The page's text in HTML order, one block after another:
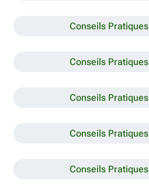
Conseils
Conseils
Conseils
Conseils
Conseils